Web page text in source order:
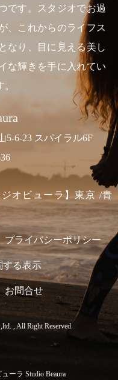
です。スタジオでお過
、これからのライフス
なり、目に見える美し
な輝きを手に入れてい
6-23 スパイラル6F
ジオビューラ】東京 /青
プライバシーポリシー
する表示
お問合せ
, All Right Reserved.
ーラ Studio Beaura